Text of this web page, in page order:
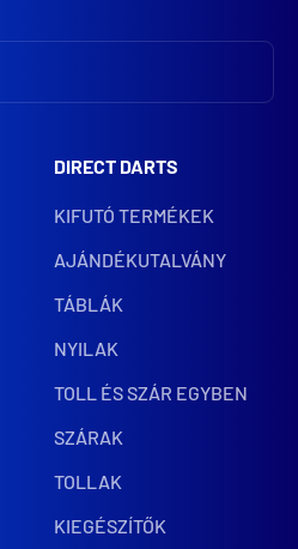
DIRECT DARTS
KIFUTÓ TERMÉKEK
AJÁNDÉKUTALVÁNY
TÁBLÁK
NYILAK
TOLL ÉS SZÁR EGYBEN
SZÁRAK
TOLLAK
KIEGÉSZÍTŐK